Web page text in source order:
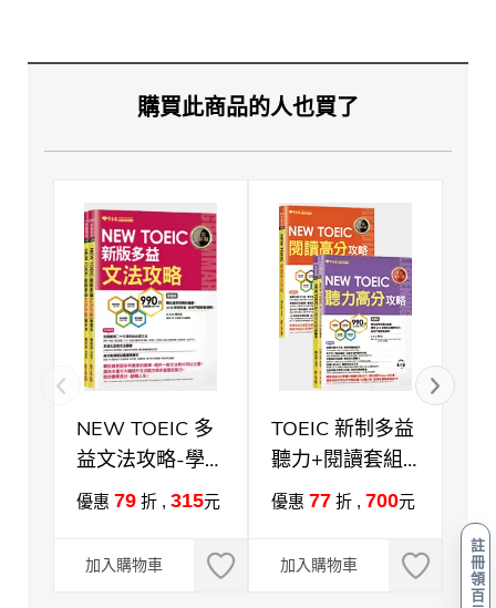
註
冊
領
百
購買此商品的人也買了
NEW TOEIC 多
益文法攻略-學習
本+解析本
優惠 79 折 , 315元
加入購物車
TOEIC 新制多益
聽力+閱讀套組
(2書+1MP3)
優惠 77 折 , 700元
加入購物車
~
【
加